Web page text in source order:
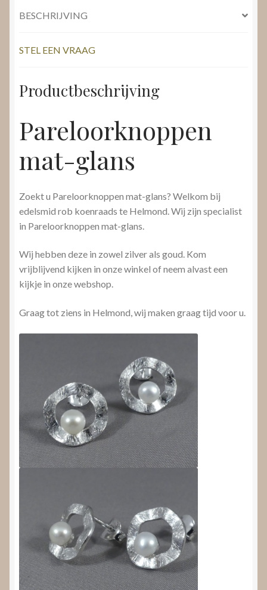
BESCHRIJVING
STEL EEN VRAAG
Productbeschrijving
Pareloorknoppen
mat-glans
Zoekt u Pareloorknoppen mat-glans? Welkom bij
edelsmid rob koenraads te Helmond. Wij zijn specialist
in Pareloorknoppen mat-glans.
Wij hebben deze in zowel zilver als goud. Kom
vrijblijvend kijken in onze winkel of neem alvast een
kijkje in onze webshop.
Graag tot ziens in Helmond, wij maken graag tijd voor u.